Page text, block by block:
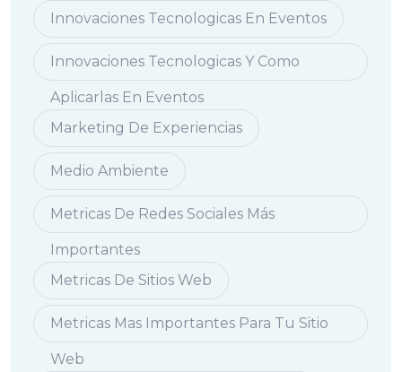
Innovaciones Tecnologicas En Eventos
Innovaciones Tecnologicas Y Como
Aplicarlas En Eventos
Marketing De Experiencias
Medio Ambiente
Metricas De Redes Sociales Más
Importantes
Metricas De Sitios Web
Metricas Mas Importantes Para Tu Sitio
Web